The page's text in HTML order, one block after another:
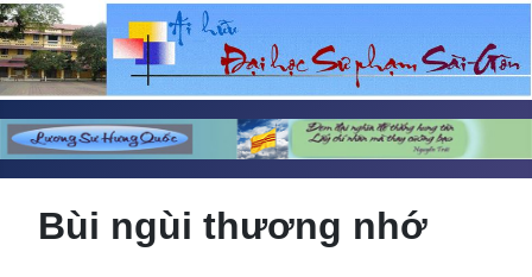
Bùi ngùi thương nhớ